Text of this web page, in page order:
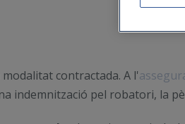
modalitat contractada. A l'
indemnització pel robatori, la